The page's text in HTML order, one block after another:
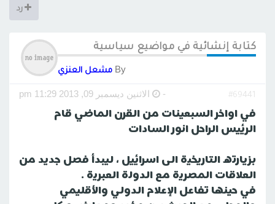
رد
كتابة إنشائية في مواضيع سياسية
By مشعل العنزي
- الاثنين ديسمبر 09, 2013 11:29 pm #69441
في اواخر السبعينات من القرن الماضي قام
الرئيس الراحل انور السادات
بزيارته التاريخية الى اسرائيل ، ليبدأ فصل جديد من
العلاقات المصرية مع الدولة العبرية .
في حينها تفاعل الإعلام الدولي والأقليمي